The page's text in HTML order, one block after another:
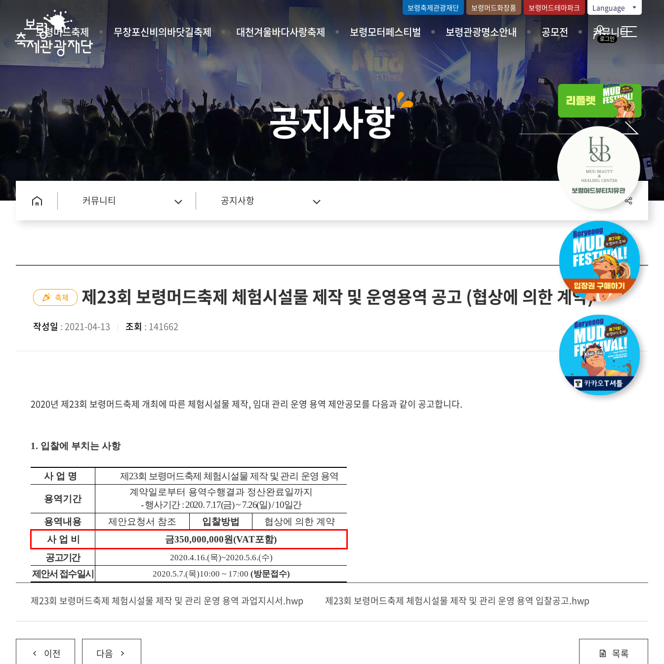
보령머드축제 무창포신비의바닷길축제 대천겨울바다사랑축제 보령모터페스티벌 보령관광명소안내 공모전 커뮤니티
보령축제관광재단 보령머드화장품 보령머드테마파크 Language
로그인
공지사항
커뮤니티 공지사항
축제 제23회 보령머드축제 체험시설물 제작 및 운영용역 공고 (협상에 의한 계약)
작성일 : 2021-04-13 조회 : 141662
2020년 제23회 보령머드축제 개최에 따른 체험시설물 제작, 임대 관리 운영 용역 제안공모를 다음과 같이 공고합니다.
1. 입찰에 부치는 사항
사 업 명 제 23회 보령머드축제 체험시설물 제작 및 관리 운영 용역
용역기간
계약일로부터 용역수행결과 정산완료일까지
-행사기간: 2020. 7.17(금) ~ 7.26(일) / 10일간
용역내용
제안요청서 참조 입찰방법
협상에 의한 계약
사 업 비
금350,000,000원(VAT포함)
공고기간
2020.4.16.(목)~2020.5.6.(수)
제안서 접수일시 2020.5.7.(목)10:00 ~ 17:00 (방문접수)
제23회 보령머드축제 체험시설물 제작 및 관리 운영 용역 과업지시서.hwp 제23회 보령머드축제 체험시설물 제작 및 관리 운영 용역 입찰공고.hwp
이전 다음 목록